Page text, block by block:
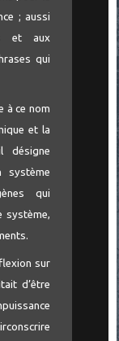
; aussi
et aux
qui
à ce nom
et la
désigne
système
qui
système,
sur
d’être